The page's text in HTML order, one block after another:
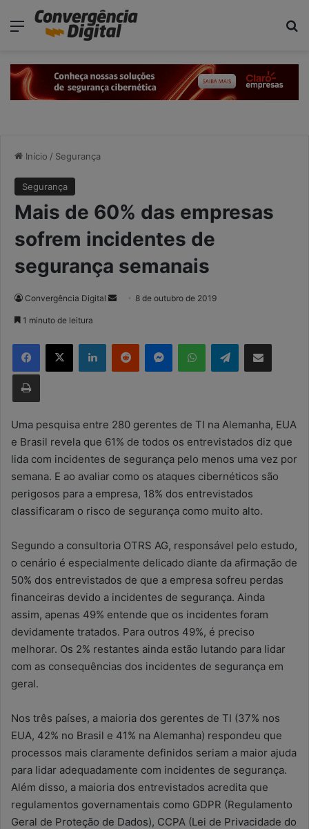
Menu
Início / Segurança
Segurança
Mais de 60% das empresas
sofrem incidentes de
segurança semanais
Convergência Digital
d
-
m
a
i
l
8 de outubro de 2019
1 minuto de leitura
Telegram
Uma pesquisa entre 280 gerentes de TI na Alemanha, EUA
e Brasil revela que 61% de todos os entrevistados diz que
lida com incidentes de segurança pelo menos uma vez por
semana. E ao avaliar como os ataques cibernéticos são
perigosos para a empresa, 18% dos entrevistados
classificaram o risco de segurança como muito alto.
Segundo a consultoria OTRS AG, responsável pelo estudo,
o cenário é especialmente delicado diante da afirmação de
50% dos entrevistados de que a empresa sofreu perdas
financeiras devido a incidentes de segurança. Ainda
assim, apenas 49% entende que os incidentes foram
devidamente tratados. Para outros 49%, é preciso
melhorar. Os 2% restantes ainda estão lutando para lidar
com as consequências dos incidentes de segurança em
geral.
Nos três países, a maioria dos gerentes de TI (37% nos
EUA, 42% no Brasil e 41% na Alemanha) respondeu que
processos mais claramente definidos seriam a maior ajuda
para lidar adequadamente com incidentes de segurança.
Além disso, a maioria dos entrevistados acredita que
regulamentos governamentais como GDPR (Regulamento
Geral de Proteção de Dados), CCPA (Lei de Privacidade do